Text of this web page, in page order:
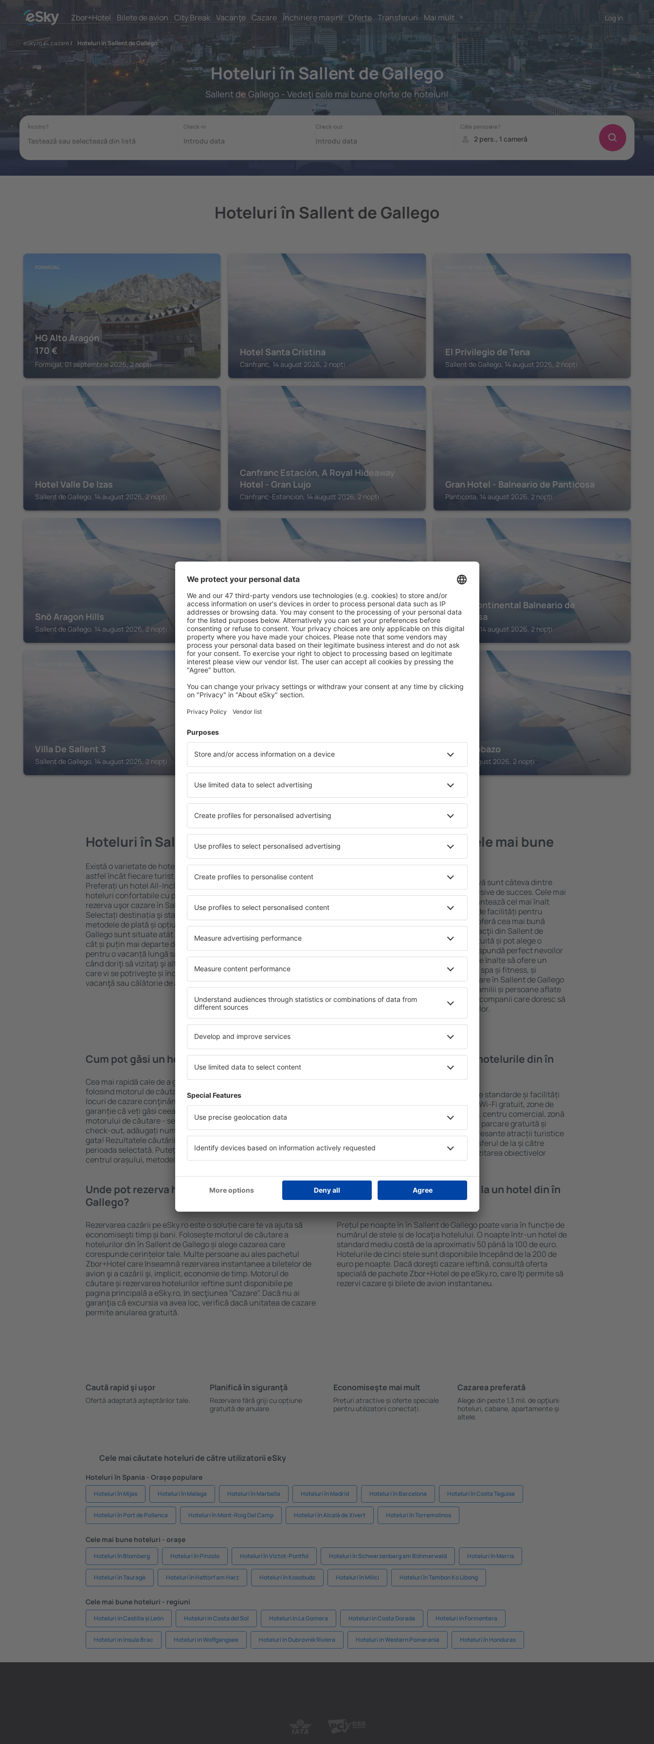
Zbor+Hotel Bilete de avion City Break Vacanţe Cazare Închiriere mașini Oferte Transferuri Mai mult Log in
eSky.ro/ cazare/ Hoteluri în Sallent de Gallego
Hoteluri în Sallent de Gallego
Sallent de Gallego - Vedeţi cele mai bune oferte de hoteluri!
Hoteluri în Sallent de Gallego
FORMIGAL
HG Alto Aragón
170 €
Formigal, 01 septembrie 2026, 2 nopți
Hotel Santa Cristina
Canfranc, 14 august 2026, 2 nopți
SALLENT DE GALLEGO
El Privilegio de Tena
Sallent de Gallego, 14 august 2026, 2 nopți
SALLENT DE GALLEGO
Hotel Valle De Izas
Sallent de Gallego, 14 august 2026, 2 nopți
CANFRANC-ESTANCION
Canfranc Estación, A Royal Hideaway
Hotel - Gran Lujo
Canfranc-Estancion, 14 august 2026, 2 nopți
Gran Hotel - Balneario de Panticosa
Panticosa, 14 august 2026, 2 nopți
SALLENT DE GALLEGO
Snö Aragon Hills
Sallent de Gallego, 14 august 2026, 2 nopți
Tierra De Biescas Hotel
Biescas, 14 august 2026, 2 nopți
Hotel Continental Balneario de
Panticosa
Panticosa, 14 august 2026, 2 nopți
SALLENT DE GALLEGO
Villa De Sallent 3
Sallent de Gallego, 14 august 2026, 2 nopți
SALLENT DE GALLEGO
YoY Villa de Sallent 4
AISA
Hotel Tobazo
Aisa, 14 august 2026, 2 nopți
Vedeți mai multe hoteluri în Sallent de Gallego
Hoteluri în Sallent de Gallego
Există o varietate de hoteluri disponibile în Sallent de Gallego,
astfel încât fiecare turist poate găsi cazare potrivită nevoilor sale.
Preferați un hotel All-Inclusive cu standarde ȋnalte sau preferați
hoteluri confortabile cu preţuri mici? Cu ajutorul nostru puteți
rezerva uşor cazare în Sallent de Gallego} pentru orice buget!
Selectați destinația şi standardul pentru hotel, verificați
metodele de plată și opțiunile de anulare. Hotelurile în Sallent de
Gallego sunt situate atât aproape de atracţiile turistice populare,
cât și puțin mai departe de aglomerație. Toate sunt disponibile
pentru o vacanță lungă sau perfecte doar pentru o noapte atunci
când doriţi să vizitaţi şi alte oraşe din apropiere. Alegeți hotelul
care vi se potriveşte și începeți să vă faceți bagajele pentru o
vacanţă sau călătorie de afaceri!
Sallent de Gallego – cele mai bune
hoteluri
O varietate de servicii și o locație atractivă sunt câteva dintre
elementele cheie ale unui hotel All-Inclusive de succes. Cele mai
bune hoteluri din Sallent de Gallego garantează cel mai înalt
standard pentru servicii și o gamă largă de facilități pentru
oaspeți. O cazare cu standarde ridicate oferă cea mai bună
locație, ȋn apropiere de principalele distracţii din Sallent de
Gallego. Oaspeții pot folosi parcarea gratuită și pot alege o
cameră sau un apartament care să corespundă perfect nevoilor
lor. Este posibil ca hotelurile cu standarde ȋnalte să ofere un
meniu variabil, zone de wellness precum spa și fitness, și
activități pentru copii. Cea mai bună cazare în Sallent de Gallego
este o alegere perfectă pentru cupluri, familii și persoane aflate
în călătorie de afaceri, precum și pentru companii care doresc să
organizeze evenimente pentru angajații lor.
Cum pot găsi un hotel în Sallent de Gallego?
Cea mai rapidă cale de a găsi un hotel în Sallent de Gallego este
folosind motorul de căutare cazare eSky. Baza mare de date cu
locuri de cazare conţinând o gamă largă de opţiuni este o
garanție că veți găsi ceea ce căutați. Completați câmpurile
motorului de căutare - selectați locul, alegeți data de check-in și
check-out, adăugați numărul de oaspeți, numărul de camere şi
gata! Rezultatele căutării vă vor arăta cazarea disponibilă ȋn
perioada selectată. Puteți verifica uşor distanța de la hotel ȋn
centrul orașului, metodele de plată și clasificarea hotelului.
Ce fel de facilităţi voi găsi ȋn hotelurile din în
Hotelurile în Sallent de Gallego au diferite standarde și facilități
pentru oaspeți. Cele mai frecvente sunt Wi-Fi gratuit, zone de
wellness cu SPA, mini bar/seif în cameră, centru comercial, zonă
de luat masa, zonă de joacă pentru copii, parcare gratuită și
broșuri informative despre cele mai interesante atracții turistice
din zonă. Unele proprietăți includ și transferul de la și către
aeroport. Uneori, acestea încurajează vizitarea obiectivelor
turistice de top în Sallent de Gallego.
Unde pot rezerva hoteluri ȋn în Sallent de
Gallego?
Rezervarea cazării pe eSky.ro este o soluție care te va ajuta să
economiseşti timp și bani. Foloseşte motorul de căutare a
hotelurilor din în Sallent de Gallego și alege cazarea care
corespunde cerințelor tale. Multe persoane au ales pachetul
Zbor+Hotel care ȋnseamnă rezervarea instantanee a biletelor de
avion şi a cazării şi, implicit, economie de timp. Motorul de
căutare și rezervarea hotelurilor ieftine sunt disponibile pe
pagina principală a eSky.ro, ȋn secţiunea "Cazare". Dacă nu ai
garanţia că excursia va avea loc, verifică dacă unitatea de cazare
permite anularea gratuită.
Cât costă o noapte de cazare la un hotel din în
Sallent de Gallego?
Prețul pe noapte în în Sallent de Gallego poate varia în funcție de
numărul de stele și de locaţia hotelului. O noapte într-un hotel de
standard mediu costă de la aproximativ 50 până la 100 de euro.
Hotelurile de cinci stele sunt disponibile ȋncepând de la 200 de
euro pe noapte. Dacă doreşti cazare ieftină, consultă oferta
specială de pachete Zbor+Hotel de pe eSky.ro, care ȋţi permite să
rezervi cazare și bilete de avion instantaneu.
Caută rapid şi uşor
Ofertă adaptată aşteptărilor tale.
Planifică ȋn siguranţă
Rezervare fără griji cu opțiune
gratuită de anulare.
Economiseşte mai mult
Prețuri atractive și oferte speciale
pentru utilizatorii conectați.
Cazarea preferată
Alege din peste 1,3 mil. de opţiuni:
hoteluri, cabane, apartamente și
altele.
Cele mai căutate hoteluri de către utilizatorii eSky
Hoteluri în Spania - Orașe populare
Hoteluri în Mijas Hoteluri în Malaga Hoteluri în Marbella Hoteluri în Madrid Hoteluri în Barcelona Hoteluri în Costa Teguise
Hoteluri în Port de Pollenca Hoteluri în Mont-Roig Del Camp Hoteluri în Alcalà de Xivert Hoteluri în Torremolinos
Cele mai bune hoteluri - orașe
Hoteluri în Blomberg Hoteluri în Pinzolo Hoteluri în Victot-Pontfol Hoteluri în Schwarzenberg am Böhmerwald Hoteluri în Merris
Hoteluri în Tauragė Hoteluri în Hattorf am Harz Hoteluri în Kosobudz Hoteluri în Milici Hoteluri în Tambon Ko Libong
Cele mai bune hoteluri - regiuni
Hoteluri in Castilia și León Hoteluri in Costa del Sol Hoteluri in La Gomera Hoteluri in Costa Dorada Hoteluri in Formentera
Hoteluri in Insula Brac Hoteluri in Wolfgangsee Hoteluri in Dubrovnik Riviera Hoteluri in Western Pomerania Hoteluri în Honduras